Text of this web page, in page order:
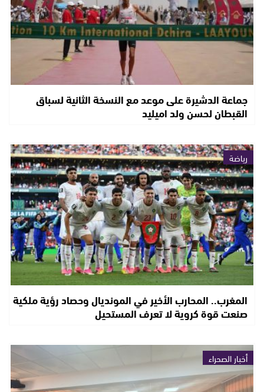
جماعة الدشيرة على موعد مع النسخة الثانية لسباق
القبطان لحسن ولد اميليد
رياضة
المغرب.. المحارب الأخير في المونديال وحصاد رؤية ملكية
صنعت قوة كروية لا تعرف المستحيل
أخبار الصحراء